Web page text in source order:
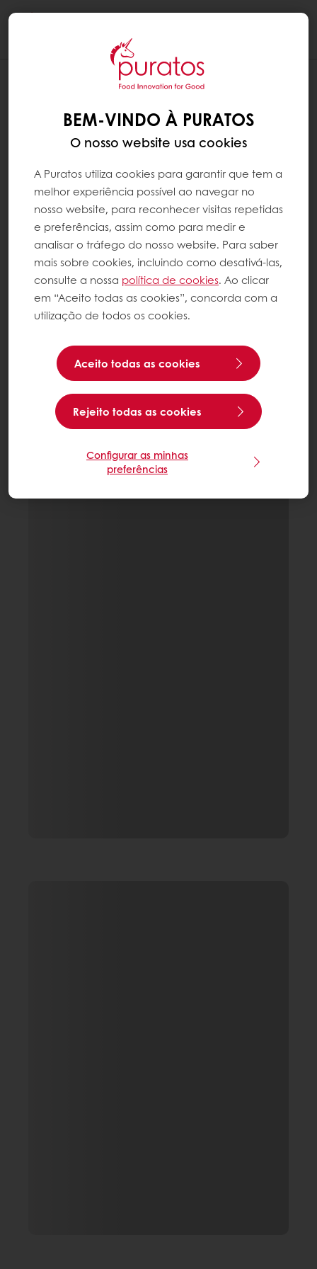
BEM-VINDO À PURATOS
O nosso website usa cookies
A Puratos utiliza cookies para garantir que tem a
melhor experiência possível ao navegar no
nosso website, para reconhecer visitas repetidas
e preferências, assim como para medir e
analisar o tráfego do nosso website. Para saber
mais sobre cookies, incluindo como desativá-las,
consulte a nossa política de cookies. Ao clicar
em “Aceito todas as cookies”, concorda com a
utilização de todos os cookies.
Aceito todas as cookies
Rejeito todas as cookies
Configurar as minhas
preferências